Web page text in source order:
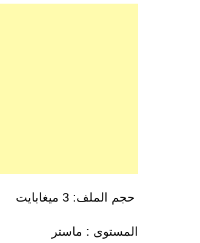
حجم الملف: 3 ميغابايت
المستوى : ماستر